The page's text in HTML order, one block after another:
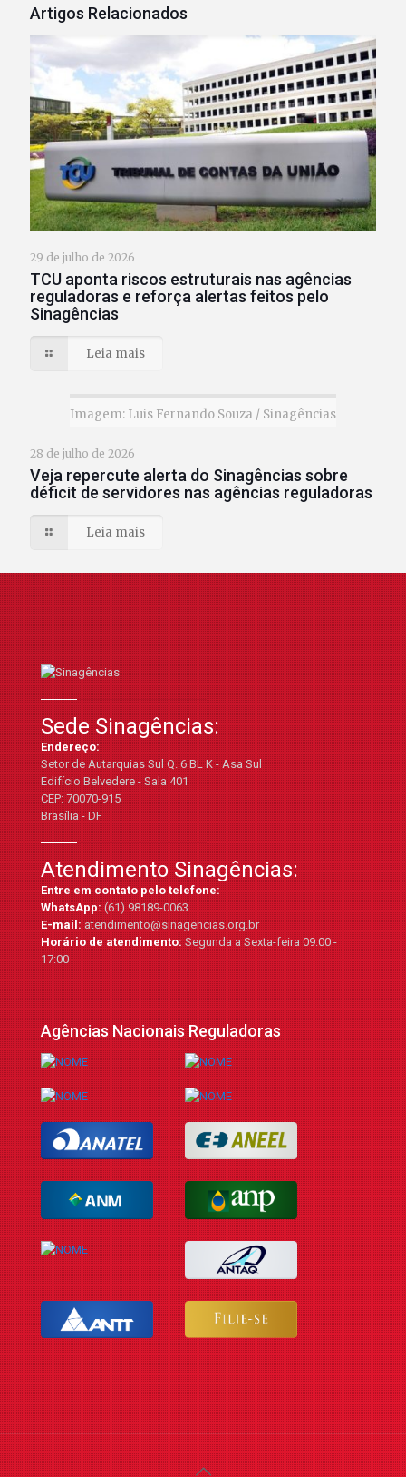
Artigos Relacionados
29 de julho de 2026
TCU aponta riscos estruturais nas agências
reguladoras e reforça alertas feitos pelo
Sinagências
Leia mais
Imagem: Luis Fernando Souza / Sinagências
28 de julho de 2026
Veja repercute alerta do Sinagências sobre
déficit de servidores nas agências reguladoras
Leia mais
Sede Sinagências:
Endereço:
Setor de Autarquias Sul Q. 6 BL K - Asa Sul
Edifício Belvedere - Sala 401
CEP: 70070-915
Brasília - DF
Atendimento Sinagências:
Entre em contato pelo telefone:
WhatsApp:(61) 98189-0063
E-mail:atendimento@sinagencias.org.br
Horário de atendimento:Segunda a Sexta-feira 09:00 -
17:00
Agências Nacionais Reguladoras